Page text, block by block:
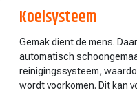
Koelsysteem
Gemak dient de mens.
automatisch
reinigingssysteem,
wordt voorkomen. Dit kan